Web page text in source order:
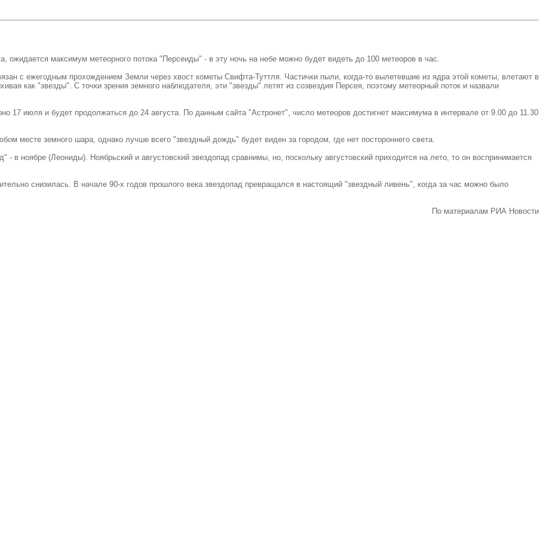
ожидается максимум метеорного потока "Персеиды" - в эту ночь на небе можно будет видеть до 100 метеоров в час.
с ежегодным прохождением Земли через хвост кометы Свифта-Туттля. Частички пыли, когда-то вылетевшие из ядра этой кометы, влетают в
как "звезды". С точки зрения земного наблюдателя, эти "звезды" летят из созвездия Персея, поэтому метеорный поток и назвали
17 июля и будет продолжаться до 24 августа. По данным сайта "Астронет", число метеоров достигнет максимума в интервале от 9.00 до 11.30
месте земного шара, однако лучше всего "звездный дождь" будет виден за городом, где нет постороннего света.
в ноябре (Леониды). Ноябрьский и августовский звездопад сравнимы, но, поскольку августовский приходится на лето, то он воспринимается
снизилась. В начале 90-х годов прошлого века звездопад превращался в настоящий "звездный ливень", когда за час можно было
По материалам РИА Новости